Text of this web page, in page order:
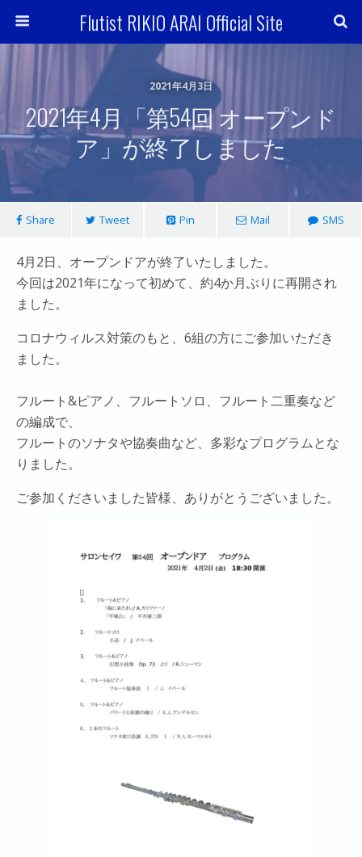
Flutist RIKIO ARAI Official Site
2021年4月3日
2021年4月「第54回 オープンド
ア」が終了しました
Share Tweet Pin Mail SMS
4月2日、オープンドアが終了いたしました。
今回は2021年になって初めて、約4か月ぶりに再開され
ました。
コロナウィルス対策のもと、6組の方にご参加いただき
ました。
フルート&ピアノ、フルートソロ、フルート二重奏など
の編成で、
フルートのソナタや協奏曲など、多彩なプログラムとな
りました。
ご参加くださいました皆様、ありがとうございました。